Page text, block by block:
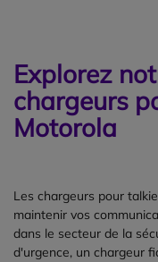
Explorez
chargeurs
Motorola
Les chargeurs pour
maintenir vos
dans le secteur de la
d'urgence, un chargeur